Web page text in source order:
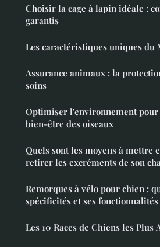
Choisir la cage à lapin idéale :
garantis
Les caractéristiques uniques du
Assurance animaux : la
soins
Optimiser l'environnement
bien-être des oiseaux
Quels sont les moyens à mettre
retirer les excréments de son
Remorques à vélo pour chien :
spécificités et ses fonctionnalités
Les 10 Races de Chiens les Plus